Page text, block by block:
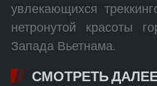
увлекающихся
нетронутой красоты
Запада Вьетнама.
СМОТРЕТЬ